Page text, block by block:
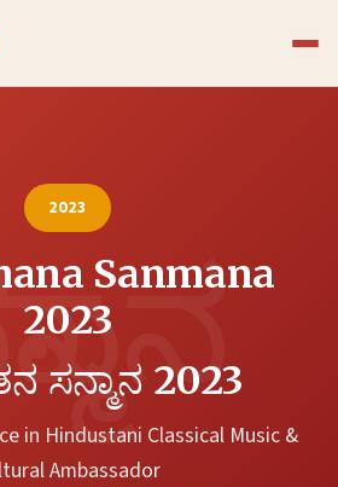
2023
Sanmana
2023
ಸನ್ಮಾನ 2023
in Hindustani Classical Music &
Ambassador